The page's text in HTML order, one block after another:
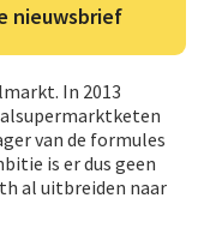
nieuwsbrief
In 2013
van de formules
is er dus geen
al uitbreiden naar